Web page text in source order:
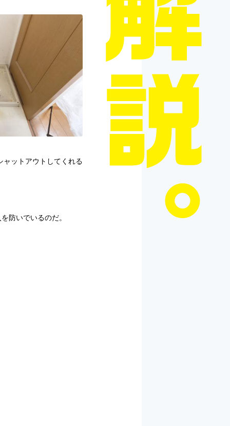
ャットアウトしてくれる
防いでいるのだ。